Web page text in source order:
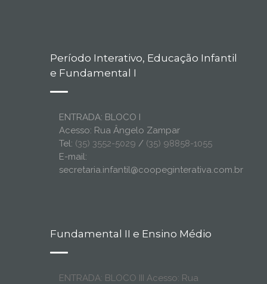
Período Interativo, Educação Infantil
e Fundamental I
ENTRADA: BLOCO I
Acesso: Rua Ângelo Zampar
Tel: (35) 3552-5029 / (35) 98858-1055
E-mail:
secretaria.infantil@coopeginterativa.com.br
Fundamental II e Ensino Médio
ENTRADA: BLOCO III Acesso: Rua